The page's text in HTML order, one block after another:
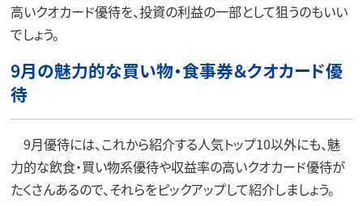
高いクオカード優待を、投資の利益の一部として狙うのもいい
でしょう。
9月の魅力的な買い物・食事券＆クオカード優
待
9月優待には、これから紹介する人気トップ10以外にも、魅
力的な飲食・買い物系優待や収益率の高いクオカード優待が
たくさんあるので、それらをピックアップして紹介しましょう。